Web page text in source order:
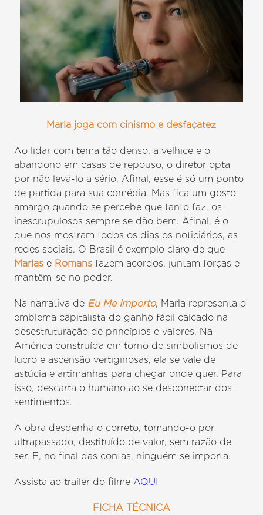
Marla joga com cinismo e desfaçatez
Ao lidar com tema tão denso, a velhice e o
abandono em casas de repouso, o diretor opta
por não levá-lo a sério. Afinal, esse é só um ponto
de partida para sua comédia. Mas fica um gosto
amargo quando se percebe que tanto faz, os
inescrupulosos sempre se dão bem. Afinal, é o
que nos mostram todos os dias os noticiários, as
redes sociais. O Brasil é exemplo claro de que
Marlas e Romans fazem acordos, juntam forças e
mantêm-se no poder.
Na narrativa de Eu Me Importo, Marla representa o
emblema capitalista do ganho fácil calcado na
desestruturação de princípios e valores. Na
América construída em torno de simbolismos de
lucro e ascensão vertiginosas, ela se vale de
astúcia e artimanhas para chegar onde quer. Para
isso, descarta o humano ao se desconectar dos
sentimentos.
A obra desdenha o correto, tomando-o por
ultrapassado, destituído de valor, sem razão de
ser. E, no final das contas, ninguém se importa.
Assista ao trailer do filmeAQUI
FICHA TÉCNICA